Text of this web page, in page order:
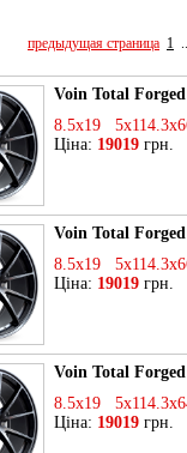
предыдущая страница 1
Voin Total
8.5x19
Ціна: 19019 грн.
Voin Total
8.5x19
Ціна: 19019 грн.
Voin Total
8.5x19
Ціна: 19019 грн.